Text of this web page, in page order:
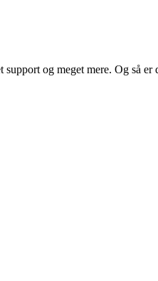
og meget mere. Og så er